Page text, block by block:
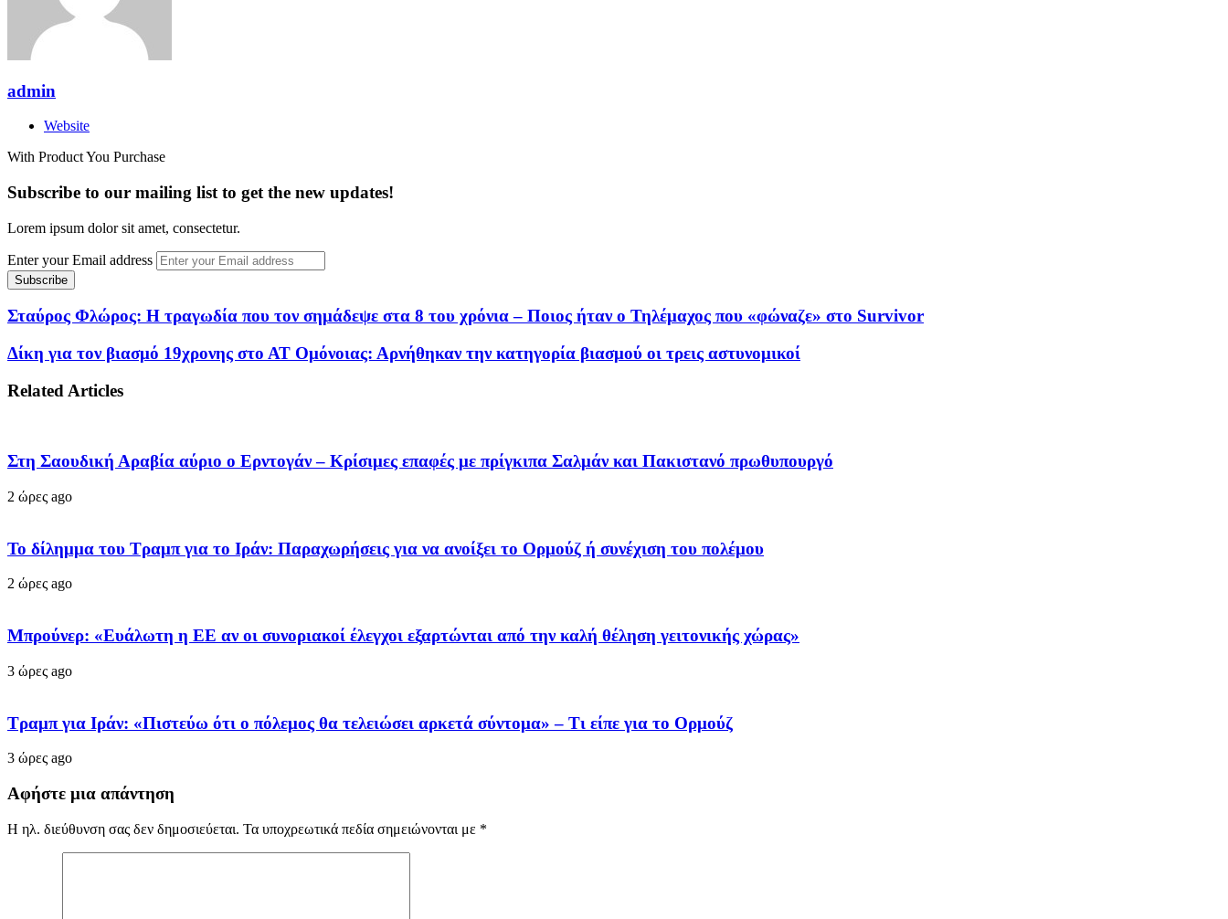
admin
Website
With Product You Purchase
Subscribe to our mailing list to get the new updates!
Lorem ipsum dolor sit amet, consectetur.
Enter your Email address
Σταύρος Φλώρος: Η τραγωδία που τον σημάδεψε στα 8 του χρόνια – Ποιος ήταν ο Τηλέμαχος που «φώναζε» στο Survivor
Δίκη για τον βιασμό 19χρονης στο ΑΤ Ομόνοιας: Αρνήθηκαν την κατηγορία βιασμού οι τρεις αστυνομικοί
Related Articles
Στη Σαουδική Αραβία αύριο ο Ερντογάν – Κρίσιμες επαφές με πρίγκιπα Σαλμάν και Πακιστανό πρωθυπουργό
2 ώρες ago
Το δίλημμα του Τραμπ για το Ιράν: Παραχωρήσεις για να ανοίξει το Ορμούζ ή συνέχιση του πολέμου
2 ώρες ago
Μπρούνερ: «Ευάλωτη η ΕΕ αν οι συνοριακοί έλεγχοι εξαρτώνται από την καλή θέληση γειτονικής χώρας»
3 ώρες ago
Τραμπ για Ιράν: «Πιστεύω ότι ο πόλεμος θα τελειώσει αρκετά σύντομα» – Τι είπε για το Ορμούζ
3 ώρες ago
Αφήστε μια απάντηση
Η ηλ. διεύθυνση σας δεν δημοσιεύεται. Τα υποχρεωτικά πεδία σημειώνονται με *